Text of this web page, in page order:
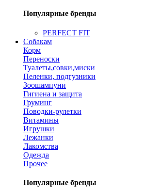
Популярные бренды
PERFECT FIT
Собакам
Корм
Переноски
Туалеты,совки,миски
Пеленки, подгузники
Зоошампуни
Гигиена и защита
Груминг
Поводки-рулетки
Витамины
Игрушки
Лежанки
Лакомства
Одежда
Прочее
Популярные бренды